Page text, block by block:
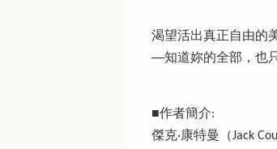
渴望活出真正自由的
──知道妳的全部，也
■作者簡介:
傑克‧康特曼（Jack